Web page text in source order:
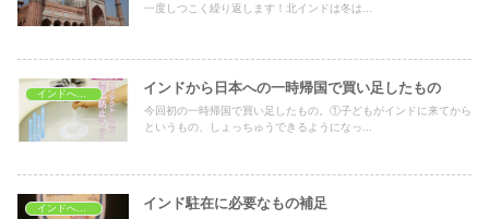
一度しつこく繰り返します！北インドは冬は...
インドから日本への一時帰国で買い足したもの
今回初の一時帰国で買い足したもの。①子どもがインドに来てから
というもの、しょっちゅうできるようになっ...
インドへ駐在する際の準備 インド駐在に必要なもの補足